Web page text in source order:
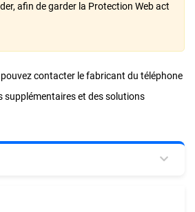
afin de garder la Protection Web act
contacter le fabricant du téléphone
supplémentaires et des solutions